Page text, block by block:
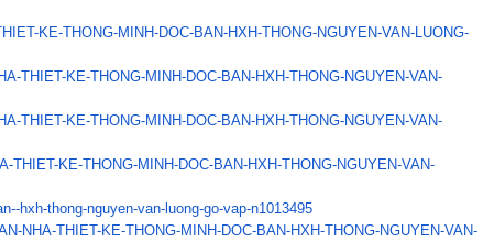
KE-THONG-MINH-DOC-BAN-HXH-THONG-NGUYEN-VAN-LUONG-
THIET-KE-THONG-MINH-DOC-BAN-HXH-THONG-NGUYEN-VAN-
THIET-KE-THONG-MINH-DOC-BAN-HXH-THONG-NGUYEN-VAN-
THIET-KE-THONG-MINH-DOC-BAN-HXH-THONG-NGUYEN-VAN-
hxh-thong-nguyen-van-luong-go-vap-n1013495
NHA-THIET-KE-THONG-MINH-DOC-BAN-HXH-THONG-NGUYEN-VAN-